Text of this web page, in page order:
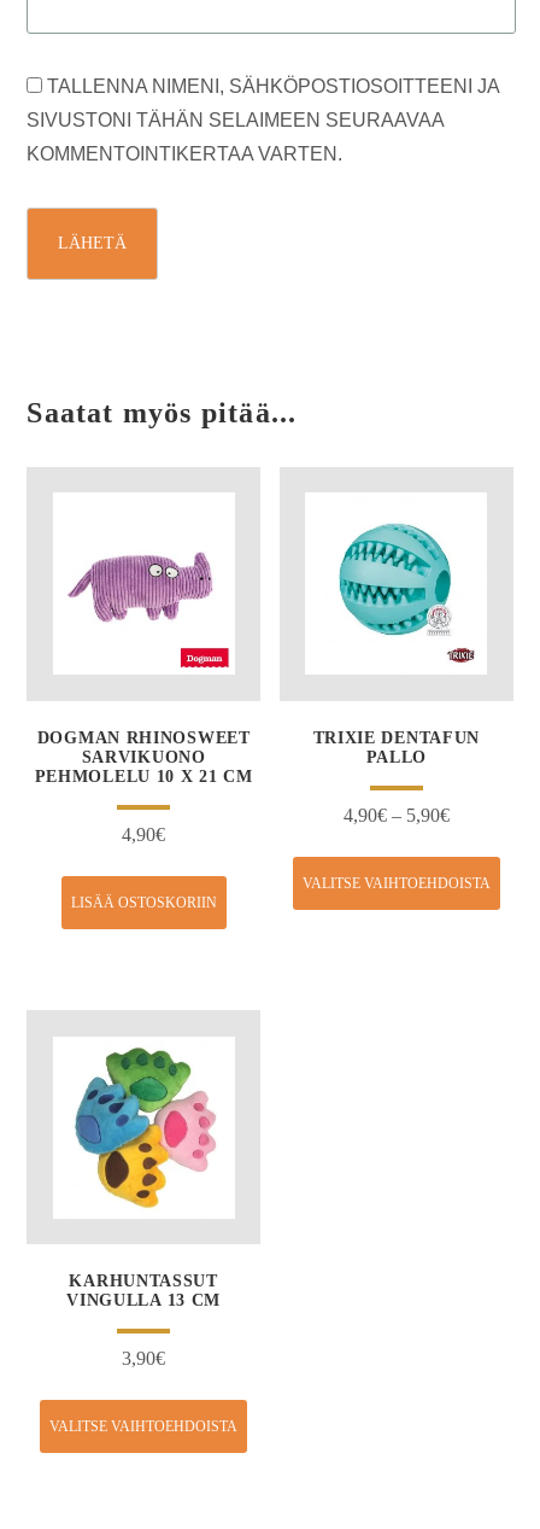
TALLENNA NIMENI, SÄHKÖPOSTIOSOITTEENI JA
SIVUSTONI TÄHÄN SELAIMEEN SEURAAVAA
KOMMENTOINTIKERTAA VARTEN.
Saatat myös pitää...
DOGMAN RHINOSWEET
SARVIKUONO
PEHMOLELU 10 X 21 CM
4,90€
LISÄÄ OSTOSKORIIN
TRIXIE DENTAFUN
PALLO
4,90€ – 5,90€
VALITSE VAIHTOEHDOISTA
KARHUNTASSUT
VINGULLA 13 CM
3,90€
VALITSE VAIHTOEHDOISTA